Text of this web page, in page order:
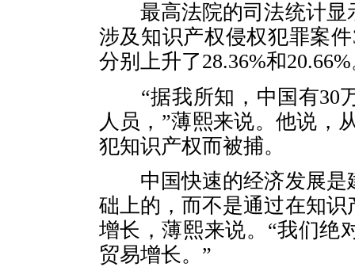
最高法院的司法统计显
涉及知识产权侵权犯罪案
分别上升了28.36%和
“据我所知，中国有30
人员，”薄熙来说。他说，
犯知识产权而被捕。
中国快速的经济发展是
础上的，而不是通过在知
增长，薄熙来说。“我们绝
贸易增长。”